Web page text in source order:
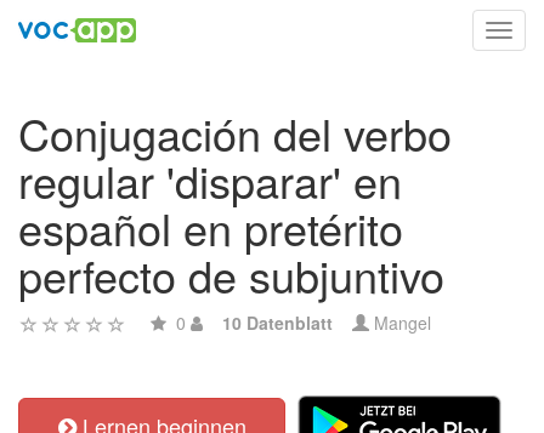
Conjugación del verbo
regular 'disparar' en
español en pretérito
perfecto de subjuntivo
0 10 Datenblatt Mangel
Lernen beginnen